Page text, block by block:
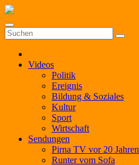
Zum
springen
Videos
Politik
Ereignis
Bildung & Soziales
Kultur
Sport
Wirtschaft
Sendungen
Pirna TV vor 20 Jahren
Runter vom Sofa